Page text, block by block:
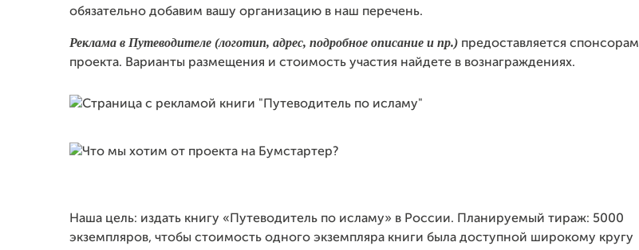
обязательно добавим вашу организацию в наш перечень.
Реклама в Путеводителе (логотип, адрес, подробное описание и пр.) предоставляется спонсорам
проекта. Варианты размещения и стоимость участия найдете в вознаграждениях.
Наша цель: издать книгу «Путеводитель по исламу» в России. Планируемый тираж: 5000
экземпляров, чтобы стоимость одного экземпляра книги была доступной широкому кругу